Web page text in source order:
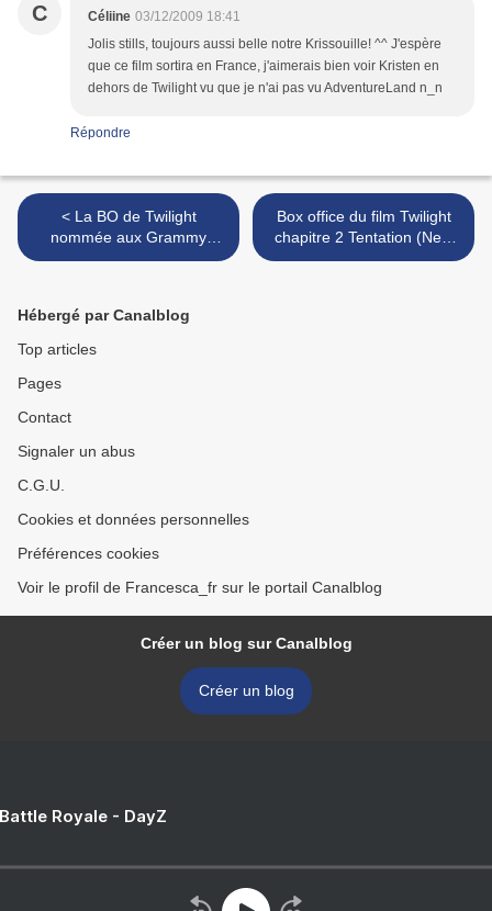
C Céliine 03/12/2009 18:41
Jolis stills, toujours aussi belle notre Krissouille! ^^ J'espère
que ce film sortira en France, j'aimerais bien voir Kristen en
dehors de Twilight vu que je n'ai pas vu AdventureLand n_n
Répondre
< La BO de Twilight
nommée aux Grammy
Awards 2010
Box office du film Twilight
chapitre 2 Tentation (New
Moon) en France >
Hébergé par Canalblog
Top articles
Pages
Contact
Signaler un abus
C.G.U.
Cookies et données personnelles
Préférences cookies
Voir le profil de Francesca_fr sur le portail Canalblog
Créer un blog sur Canalblog
Créer un blog
Royale - DayZ